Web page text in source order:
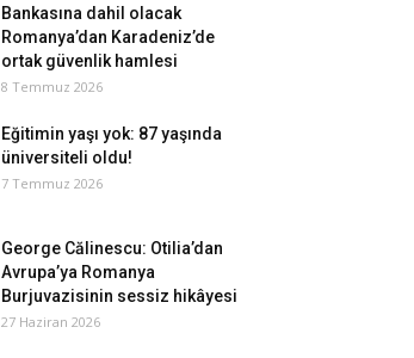
Bankasına dahil olacak
Romanya’dan Karadeniz’de
ortak güvenlik hamlesi
8 Temmuz 2026
Eğitimin yaşı yok: 87 yaşında
üniversiteli oldu!
7 Temmuz 2026
George Călinescu: Otilia’dan
Avrupa’ya Romanya
Burjuvazisinin sessiz hikâyesi
27 Haziran 2026